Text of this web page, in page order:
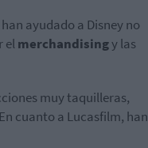
ayudado a Disney no
elmerchandisingy las
muy taquilleras,
cuanto a Lucasfilm, han